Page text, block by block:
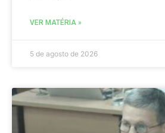
VER MATÉRIA »
5 de agosto de 2026